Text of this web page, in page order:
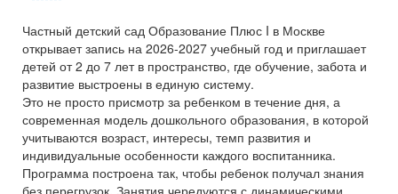
Частный детский сад Образование Плюс I в Москве
открывает запись на 2026-2027 учебный год и приглашает
детей от 2 до 7 лет в пространство, где обучение, забота и
развитие выстроены в единую систему.
Это не просто присмотр за ребенком в течение дня, а
современная модель дошкольного образования, в которой
учитываются возраст, интересы, темп развития и
индивидуальные особенности каждого воспитанника.
Программа построена так, чтобы ребенок получал знания
без перегрузок. Занятия чередуются с динамическими